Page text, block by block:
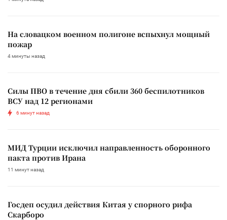
На словацком военном полигоне вспыхнул мощный
пожар
4 минуты назад
Силы ПВО в течение дня сбили 360 беспилотников
ВСУ над 12 регионами
6 минут назад
МИД Турции исключил направленность оборонного
пакта против Ирана
11 минут назад
Госдеп осудил действия Китая у спорного рифа
Скарборо